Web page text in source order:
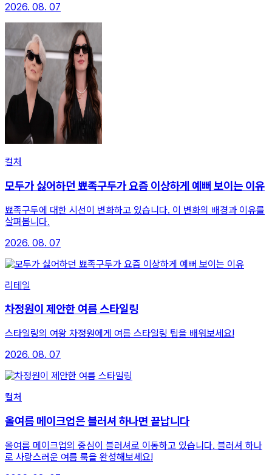
2026. 08. 07
컬처
모두가 싫어하던 뾰족구두가 요즘 이상하게 예뻐 보이는 이유
뾰족구두에 대한 시선이 변화하고 있습니다. 이 변화의 배경과 이유를
살펴봅니다.
2026. 08. 07
리테일
차정원이 제안한 여름 스타일링
스타일링의 여왕 차정원에게 여름 스타일링 팁을 배워보세요!
2026. 08. 07
컬처
올여름 메이크업은 블러셔 하나면 끝납니다
올여름 메이크업의 중심이 블러셔로 이동하고 있습니다. 블러셔 하나
로 사랑스러운 여름 룩을 완성해보세요!